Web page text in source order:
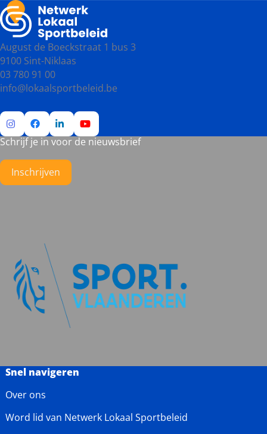
August de Boeckstraat 1 bus 3
9100 Sint-Niklaas
03 780 91 00
info@lokaalsportbeleid.be
Ga
Instagram
Ga
Facebook
Ga
LinkedIn
Ga
Snel navigeren
Over ons
Word lid van Netwerk Lokaal Sportbeleid
Schrijf je in voor de nieuwsbrief
Inschrijven